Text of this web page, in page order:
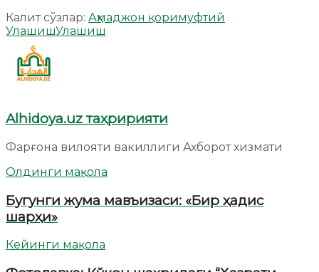
Калит сўзлар: Аҳмаджон қоримуфтий
УлашишУлашиш
Alhidoya.uz таҳририяти
Фарғона вилояти вакиллиги Ахборот хизмати
Олдинги мақола
Бугунги жума мавъизаси: «Бир ҳадис
шарҳи»
Кейинги мақола